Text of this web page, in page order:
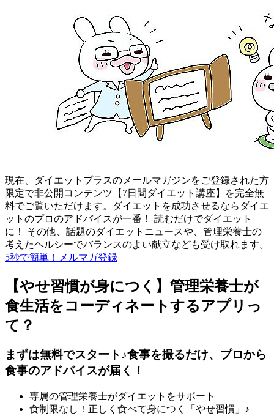
現在、ダイエットプラスのメールマガジンをご登録された方
限定で非公開コンテンツ【7日間ダイエット講座】を完全無
料でご覧いただけます。ダイエットを成功させるならダイエ
ットのプロのアドバイスが一番！ 読むだけでダイエット
に！ その他、話題のダイエットニュースや、管理栄養士の
考えたヘルシーでバランスのよい献立なども受け取れます。
5秒で簡単！メルマガ登録
【やせ習慣が身につく】管理栄養士が
食生活をコーディネートするアプリっ
て？
まずは無料でスタート♪食事を撮るだけ、プロから
食事のアドバイスが届く！
専属の管理栄養士がダイエットをサポート
食制限なし！正しく食べて身につく「やせ習慣」♪